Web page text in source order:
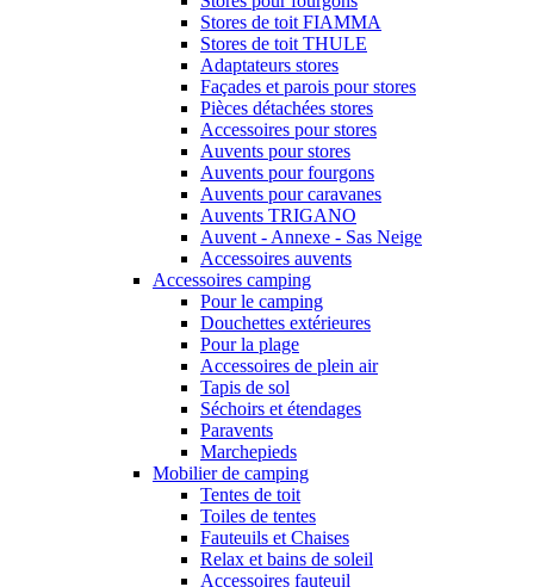
Stores de toit FIAMMA
Stores de toit THULE
Adaptateurs stores
Façades et parois pour stores
Pièces détachées stores
Accessoires pour stores
Auvents pour stores
Auvents pour fourgons
Auvents pour caravanes
Auvents TRIGANO
Auvent - Annexe - Sas Neige
Accessoires auvents
Accessoires camping
Pour le camping
Douchettes extérieures
Pour la plage
Accessoires de plein air
Tapis de sol
Séchoirs et étendages
Paravents
Marchepieds
Mobilier de camping
Tentes de toit
Toiles de tentes
Fauteuils et Chaises
Relax et bains de soleil
Accessoires fauteuil